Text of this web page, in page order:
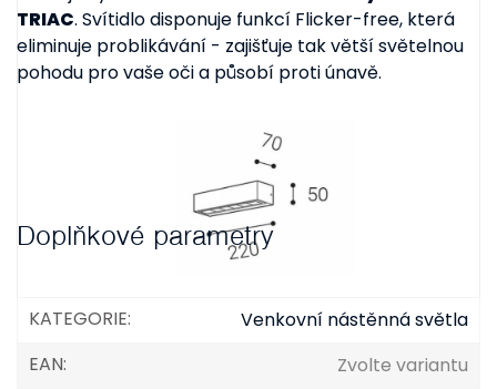
TRIAC. Svítidlo disponuje funkcí Flicker-free, která
eliminuje problikávání - zajišťuje tak větší světelnou
pohodu pro vaše oči a působí proti únavě.
Doplňkové parametry
KATEGORIE:
Venkovní nástěnná světla
EAN: Zvolte variantu